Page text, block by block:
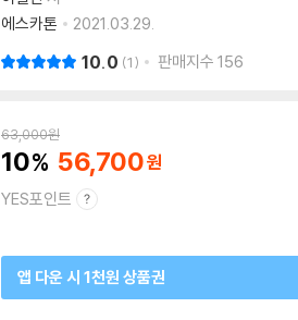
에스카톤
2021.03.29.
10.0 1 판매지수 156
63,000원
10 56,700
YES포인트
앱 다운 시 1천원 상품권